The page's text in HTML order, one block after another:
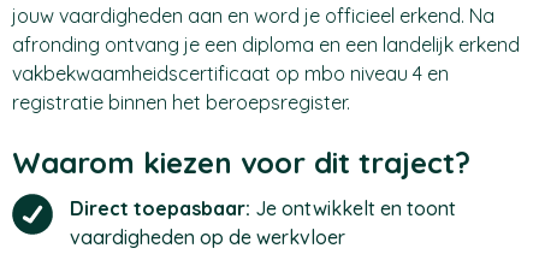
jouw vaardigheden aan en word je officieel erkend. Na
afronding ontvang je een diploma en een landelijk erkend
vakbekwaamheidscertificaat op mbo niveau 4 en
registratie binnen het beroepsregister.
Waarom kiezen voor dit traject?
Direct toepasbaar: Je ontwikkelt en toont
vaardigheden op de werkvloer